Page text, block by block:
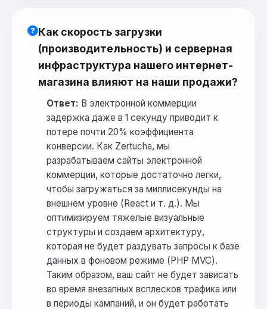
Как скорость загрузки
(производительность) и серверная
инфраструктура нашего интернет-
магазина влияют на наши продажи?
Ответ: В электронной коммерции
задержка даже в 1 секунду приводит к
потере почти 20% коэффициента
конверсии. Как Zertucha, мы
разрабатываем сайты электронной
коммерции, которые достаточно легки,
чтобы загружаться за миллисекунды на
внешнем уровне (React и т. д.). Мы
оптимизируем тяжелые визуальные
структуры и создаем архитектуру,
которая не будет раздувать запросы к базе
данных в фоновом режиме (PHP MVC).
Таким образом, ваш сайт не будет зависать
во время внезапных всплесков трафика или
в периоды кампаний, и он будет работать